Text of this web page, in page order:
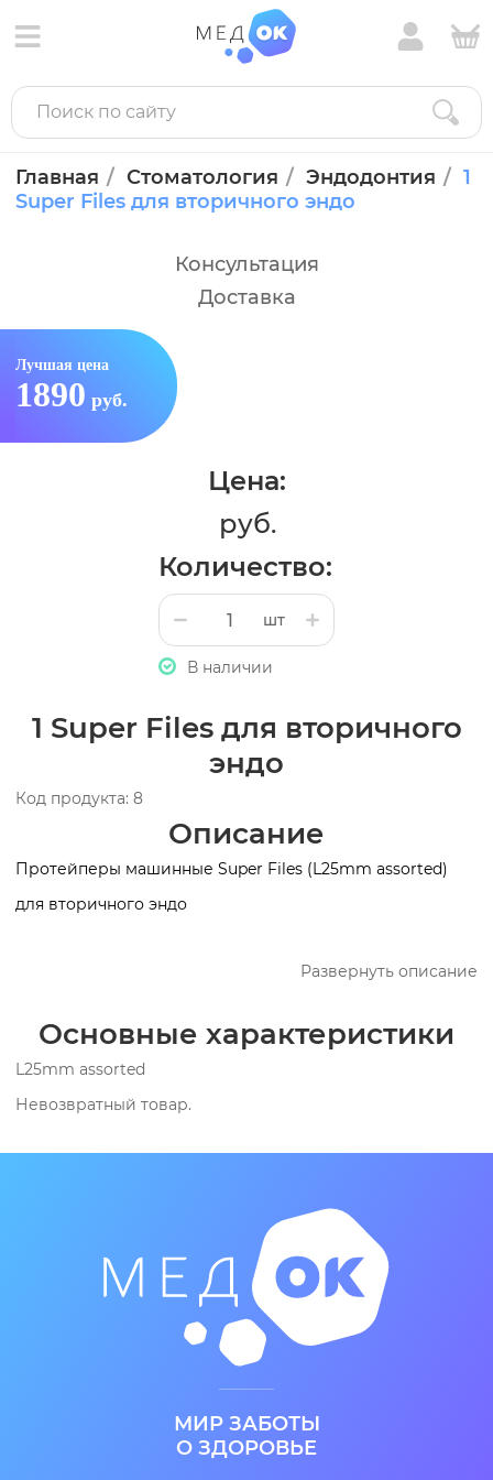
Главная Стоматология Эндодонтия
1
Super Files для вторичного эндо
1 Super Files для вторичного
эндо
Код продукта: 8
Описание
Протейперы машинные Super Files (L25mm assorted)
для вторичного эндо
Развернуть описание
Основные характеристики
L25mm assorted
Невозвратный товар.
Лучшая цена
1890 руб.
Цена:
руб.
Количество:
шт
В наличии
Консультация
Доставка
МИР ЗАБОТЫ
О ЗДОРОВЬЕ